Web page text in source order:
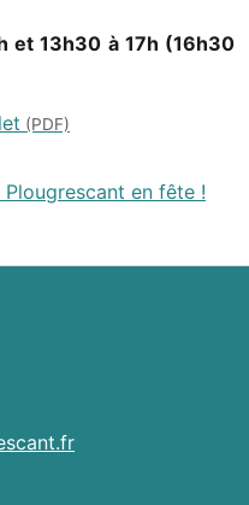
et 13h30 à 17h (16h30
Plougrescant en fête !